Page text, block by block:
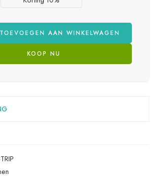
TOEVOEGEN AAN WINKELWAGEN
KOOP NU